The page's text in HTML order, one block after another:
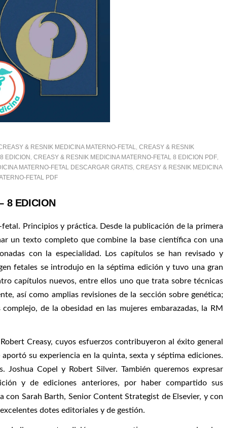
& RESNIK MEDICINA MATERNO-FETAL CREASY & RESNIK
EDICION CREASY & RESNIK MEDICINA MATERNO-FETAL 8 EDICION PDF
MATERNO-FETAL DESCARGAR GRATIS CREASY & RESNIK MEDICINA
FETAL PDF
8 EDICION
Principios y práctica. Desde la publicación de la primera
un texto completo que combine la base científica con una
con la especialidad. Los capítulos se han revisado y
fetales se introdujo en la séptima edición y tuvo una gran
capítulos nuevos, entre ellos uno que trata sobre técnicas
así como amplias revisiones de la sección sobre genética;
de la obesidad en las mujeres embarazadas, la RM
Creasy, cuyos esfuerzos contribuyeron al éxito general
su experiencia en la quinta, sexta y séptima ediciones.
Copel y Robert Silver. También queremos expresar
y de ediciones anteriores, por haber compartido sus
Sarah Barth, Senior Content Strategist de Elsevier, y con
dotes editoriales y de gestión.